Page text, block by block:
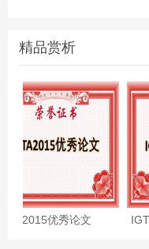
精品赏析
优秀论文